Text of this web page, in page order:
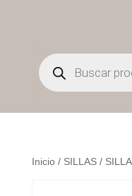
Búsqueda
de
productos
Inicio/ SILLAS/ SILLA